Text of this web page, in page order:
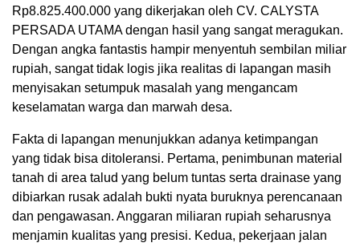
Rp8.825.400.000 yang dikerjakan oleh CV. CALYSTA
PERSADA UTAMA dengan hasil yang sangat meragukan.
Dengan angka fantastis hampir menyentuh sembilan miliar
rupiah, sangat tidak logis jika realitas di lapangan masih
menyisakan setumpuk masalah yang mengancam
keselamatan warga dan marwah desa.
Fakta di lapangan menunjukkan adanya ketimpangan
yang tidak bisa ditoleransi. Pertama, penimbunan material
tanah di area talud yang belum tuntas serta drainase yang
dibiarkan rusak adalah bukti nyata buruknya perencanaan
dan pengawasan. Anggaran miliaran rupiah seharusnya
menjamin kualitas yang presisi. Kedua, pekerjaan jalan